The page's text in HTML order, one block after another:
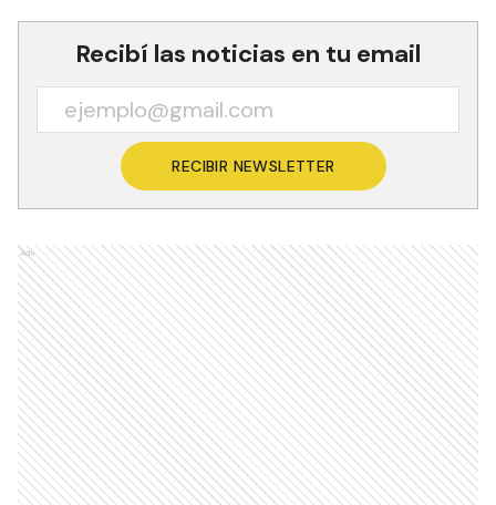
Recibí las noticias en tu email
RECIBIR NEWSLETTER
Ads